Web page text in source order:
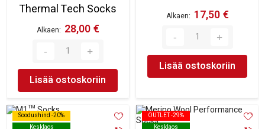
Thermal Tech Socks
Alkaen 28,00 €
Lisää ostoskoriin
Alkaen 17,50 €
Lisää ostoskoriin
Soodushind -20%
Kesklaos
Soodushind -20%
Kesklaos
OUTLET -29%
Kesklaos
OUTLET -29%
Kesklaos